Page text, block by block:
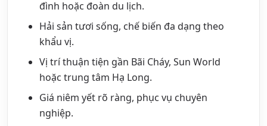
đình hoặc đoàn du lịch.
Hải sản tươi sống, chế biến đa dạng theo
khẩu vị.
Vị trí thuận tiện gần Bãi Cháy, Sun World
hoặc trung tâm Hạ Long.
Giá niêm yết rõ ràng, phục vụ chuyên
nghiệp.